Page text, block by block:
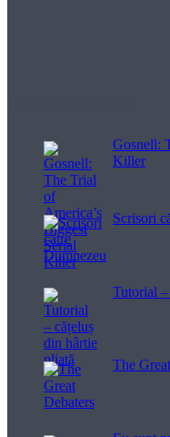
Gosnell:
Killer
Scrisori
Tutorial –
The